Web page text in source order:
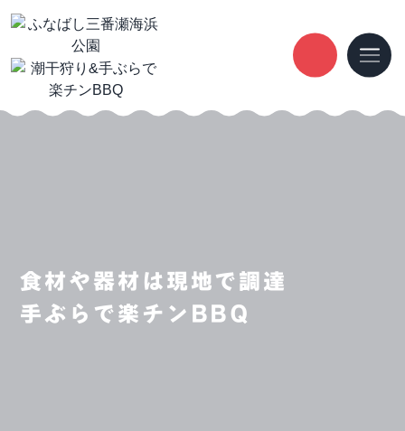
食材や器材は現地で調達
手ぶらで楽チンBBQ